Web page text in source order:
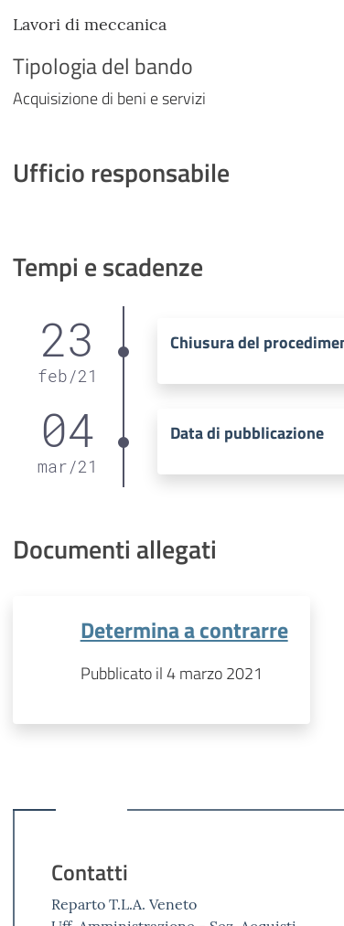
Lavori di meccanica
Tipologia del bando
Acquisizione di beni e servizi
Ufficio responsabile
Tempi e scadenze
23
feb/21
Chiusura del
04
mar/21
Data di pubblicazione
Documenti allegati
Determina a contrarre
Pubblicato il 4 marzo 2021
Contatti
Reparto T.L.A. Veneto